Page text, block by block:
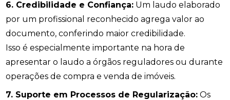
6. Credibilidade e Confiança: Um laudo elaborado
por um profissional reconhecido agrega valor ao
documento, conferindo maior credibilidade.
Isso é especialmente importante na hora de
apresentar o laudo a órgãos reguladores ou durante
operações de compra e venda de imóveis.
7. Suporte em Processos de Regularização: Os